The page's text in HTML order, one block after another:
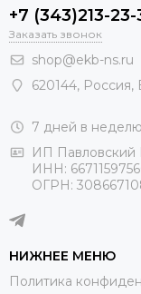
+7 (343)213-
Заказать звонок
shop@ekb-ns.ru
620144, Россия,
7 дней в
ИП Павловский
ИНН:
ОГРН:
НИЖНЕЕ МЕНЮ
Политика